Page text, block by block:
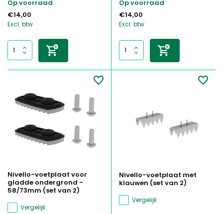
Op voorraad
€14,00
Excl. btw
Op voorraad
€14,00
Excl. btw
Nivello-voetplaat voor
gladde ondergrond -
58/73mm (set van 2)
Vergelijk
Nivello-voetplaat met
klauwen (set van 2)
Vergelijk